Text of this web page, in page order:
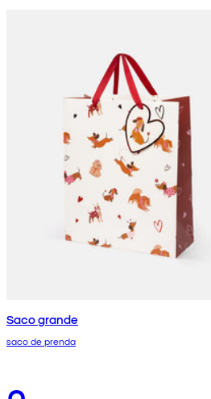
Saco grande
saco de prenda